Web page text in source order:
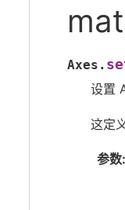
Axes.
设置
这定
参数: